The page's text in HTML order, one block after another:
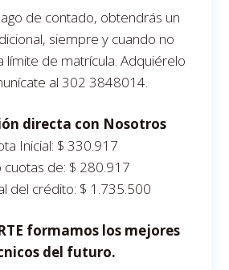
de contado, obtendrás un
siempre y cuando no
límite de matrícula. Adquiérelo
al 302 3848014.
directa con Nosotros
Inicial: $ 330.917
cuotas de: $ 280.917
del crédito: $ 1.735.500
formamos los mejores
del futuro.